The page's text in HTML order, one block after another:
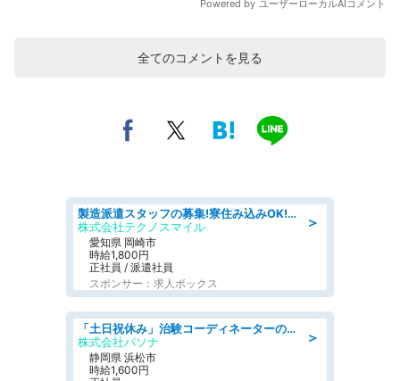
全てのコメントを見る
＞
製造派遣スタッフの募集!寮住み込みOK!カーエアコンの検査業務 denso aichi
株式会社テクノスマイル
愛知県 岡崎市
時給1,800円
正社員 / 派遣社員
スポンサー：求人ボックス
＞
「土日祝休み」治験コーディネーターのお仕事/未経験OK
株式会社パソナ
静岡県 浜松市
時給1,600円